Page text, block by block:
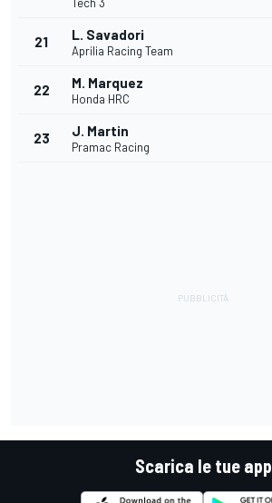
21 L. Savadori
Aprilia Racing Team
22 M. Marquez
Honda HRC
23 J. Martin
Pramac Racing
Scarica le tue app